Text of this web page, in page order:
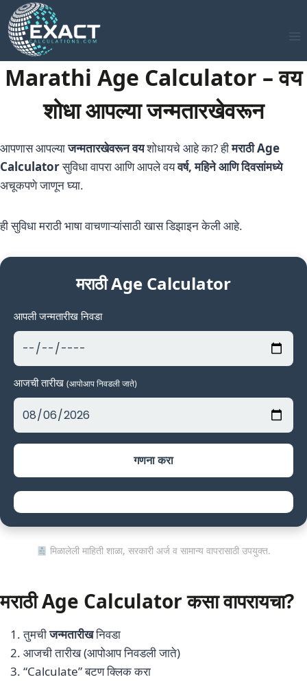
Skip
to
content
Marathi Age Calculator – वय
शोधा आपल्या जन्मतारखेवरून
आपणास आपल्याजन्मतारखेवरून वयशोधायचे आहे का? हीमराठी Age
Calculatorसुविधा वापरा आणि आपले वयवर्ष, महिने आणि दिवसांमध्ये
अचूकपणे जाणून घ्या.
ही सुविधा मराठी भाषा वाचणाऱ्यांसाठी खास डिझाइन केली आहे.
मराठी Age Calculator
आपली जन्मतारीख निवडा
आजची तारीख (आपोआप निवडली जाते)
गणना करा
मिळालेली माहिती शाळा, सरकारी अर्ज व सामान्य वापरासाठी उपयुक्त.
मराठी Age Calculator कसा वापरायचा?
तुमचीजन्मतारीखनिवडा
आजची तारीख (आपोआप निवडली जाते)
“Calculate” बटण क्लिक करा